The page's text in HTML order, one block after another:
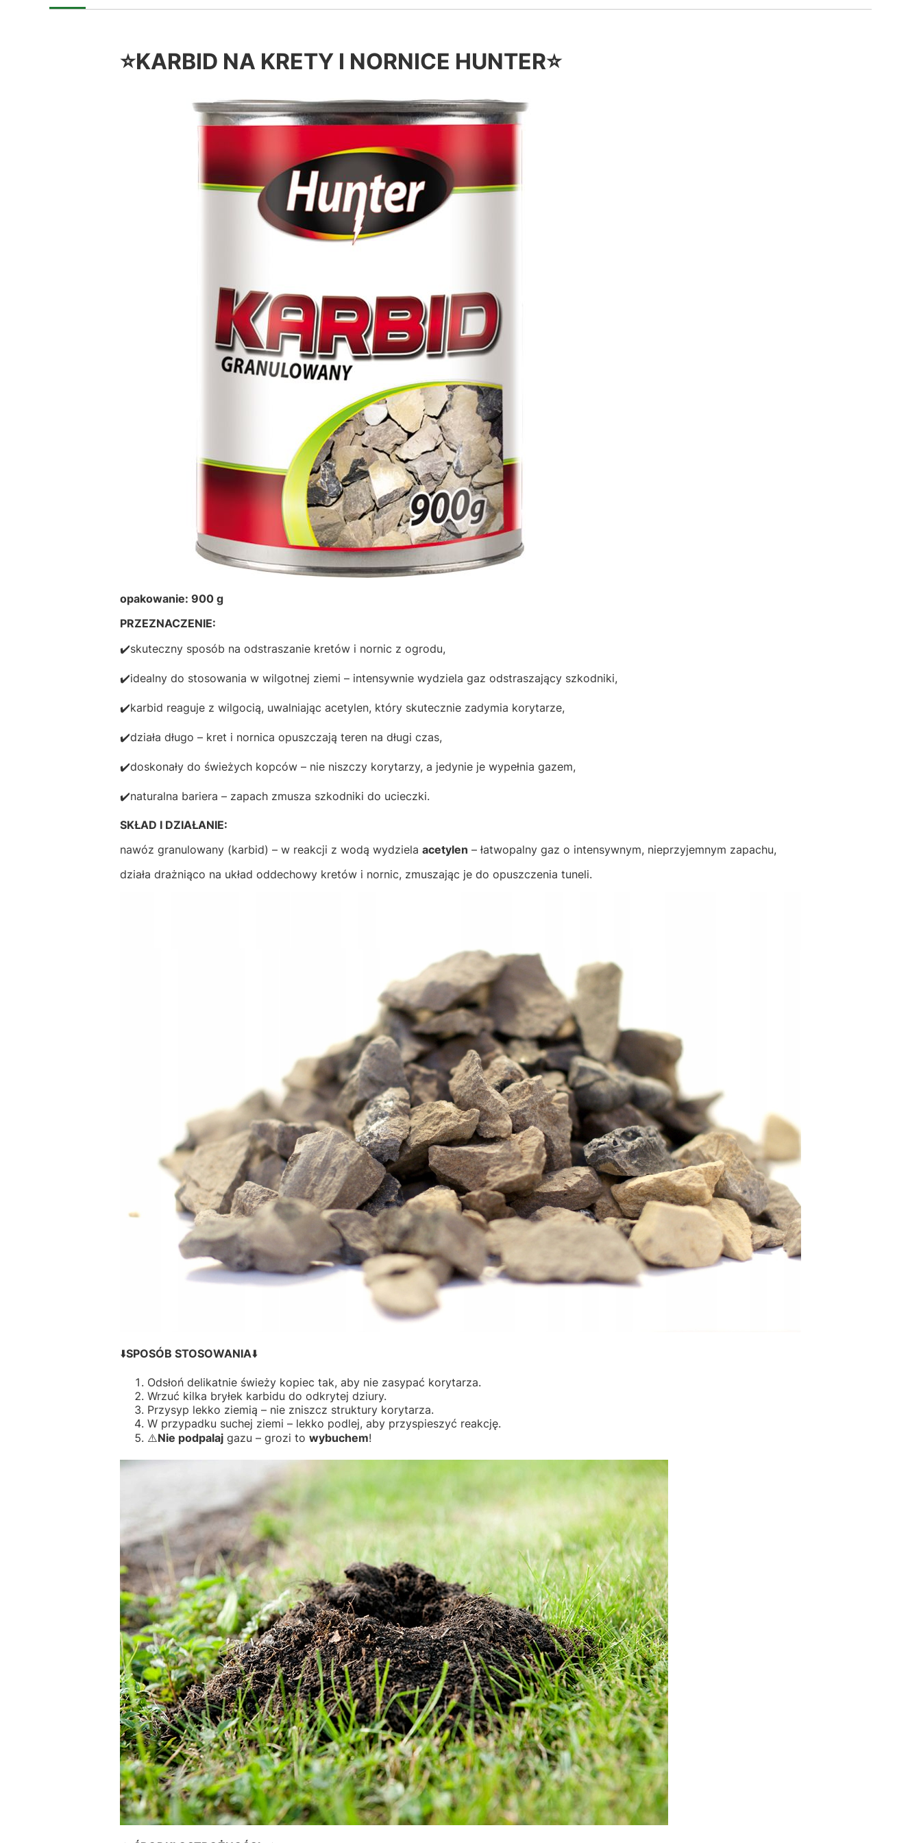
⭐KARBID NA KRETY I NORNICE HUNTER⭐
opakowanie: 900 g
PRZEZNACZENIE:
✔️skuteczny sposób na odstraszanie kretów i nornic z ogrodu,
✔️idealny do stosowania w wilgotnej ziemi – intensywnie wydziela gaz odstraszający szkodniki,
✔️karbid reaguje z wilgocią, uwalniając acetylen, który skutecznie zadymia korytarze,
✔️działa długo – kret i nornica opuszczają teren na długi czas,
✔️doskonały do świeżych kopców – nie niszczy korytarzy, a jedynie je wypełnia gazem,
✔️naturalna bariera – zapach zmusza szkodniki do ucieczki.
SKŁAD I DZIAŁANIE:
nawóz granulowany (karbid) – w reakcji z wodą wydziela acetylen – łatwopalny gaz o intensywnym, nieprzyjemnym zapachu,
działa drażniąco na układ oddechowy kretów i nornic, zmuszając je do opuszczenia tuneli.
⬇️SPOSÓB STOSOWANIA⬇️
Odsłoń delikatnie świeży kopiec tak, aby nie zasypać korytarza.
Wrzuć kilka bryłek karbidu do odkrytej dziury.
Przysyp lekko ziemią – nie zniszcz struktury korytarza.
W przypadku suchej ziemi – lekko podlej, aby przyspieszyć reakcję.
⚠️Nie podpalajgazu – grozi to wybuchem!